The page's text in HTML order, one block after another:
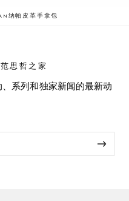
纳帕皮革手拿包
思哲之家
系列和独家新闻的最新动